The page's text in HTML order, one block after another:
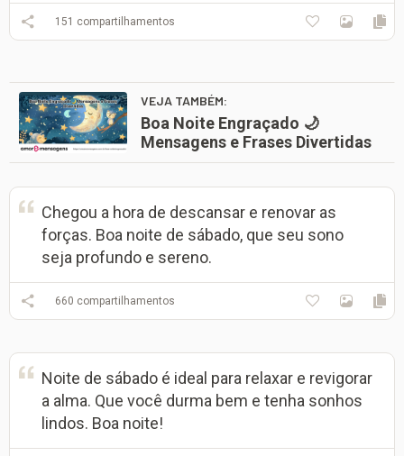
151 compartilhamentos
VEJA TAMBÉM:
Boa Noite Engraçado 🌙
Mensagens e Frases Divertidas
Chegou a hora de descansar e renovar as
forças. Boa noite de sábado, que seu sono
seja profundo e sereno.
660 compartilhamentos
Noite de sábado é ideal para relaxar e revigorar
a alma. Que você durma bem e tenha sonhos
lindos. Boa noite!